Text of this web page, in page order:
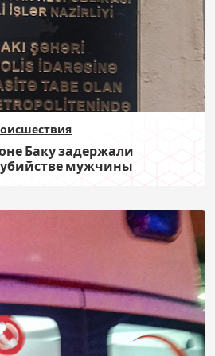
Баку задержали
убийстве мужчины